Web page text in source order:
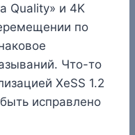
Quality» и 4K
по
Что-то
XeSS 1.2
исправлено